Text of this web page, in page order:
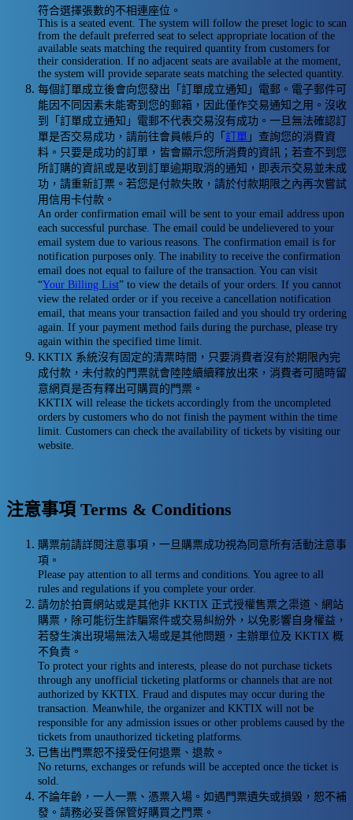
符合選擇張數的不相連座位。
This is a seated event. The system will follow the preset logic to scan
from the default preferred seat to select appropriate location of the
available seats matching the required quantity from customers for
their consideration. If no adjacent seats are available at the moment,
the system will provide separate seats matching the selected quantity.
每個訂單成立後會向您發出「訂單成立通知」電郵。電子郵件可
能因不同因素未能寄到您的郵箱，因此僅作交易通知之用。沒收
到「訂單成立通知」電郵不代表交易沒有成功。一旦無法確認訂
單是否交易成功，請前往會員帳戶的「 訂單 」查詢您的消費資
料。只要是成功的訂單，皆會顯示您所消費的資訊；若查不到您
所訂購的資訊或是收到訂單逾期取消的通知，即表示交易並未成
功，請重新訂票。若您是付款失敗，請於付款期限之內再次嘗試
用信用卡付款。
An order confirmation email will be sent to your email address upon
each successful purchase. The email could be undelievered to your
email system due to various reasons. The confirmation email is for
notification purposes only. The inability to receive the confirmation
email does not equal to failure of the transaction. You can visit
“Your Billing List” to view the details of your orders. If you cannot
view the related order or if you receive a cancellation notification
email, that means your transaction failed and you should try ordering
again. If your payment method fails during the purchase, please try
again within the specified time limit.
KKTIX 系統沒有固定的清票時間，只要消費者沒有於期限內完
成付款，未付款的門票就會陸陸續續釋放出來，消費者可隨時留
意網頁是否有釋出可購買的門票。
KKTIX will release the tickets accordingly from the uncompleted
orders by customers who do not finish the payment within the time
limit. Customers can check the availability of tickets by visiting our
website.
注意事項 Terms & Conditions
購票前請詳閱注意事項，一旦購票成功視為同意所有活動注意事
項。
Please pay attention to all terms and conditions. You agree to all
rules and regulations if you complete your order.
請勿於拍賣網站或是其他非 KKTIX 正式授權售票之渠道、網站
購票，除可能衍生詐騙案件或交易糾紛外，以免影響自身權益，
若發生演出現場無法入場或是其他問題，主辦單位及 KKTIX 概
不負責。
To protect your rights and interests, please do not purchase tickets
through any unofficial ticketing platforms or channels that are not
authorized by KKTIX. Fraud and disputes may occur during the
transaction. Meanwhile, the organizer and KKTIX will not be
responsible for any admission issues or other problems caused by the
tickets from unauthorized ticketing platforms.
已售出門票恕不接受任何退票、退款。
No returns, exchanges or refunds will be accepted once the ticket is
sold.
不論年齡，一人一票、憑票入場。如遇門票遺失或損毀，恕不補
發。請務必妥善保管好購買之門票。